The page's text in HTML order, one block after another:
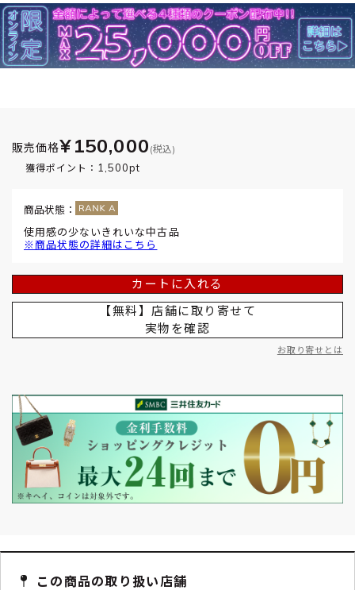
販売価格¥150,000 (税込)
獲得ポイント： 1,500pt
商品状態：
使用感の少ないきれいな中古品
※商品状態の詳細はこちら
カートに入れる
【無料】店舗に取り寄せて
実物を確認
お取り寄せとは
この商品の取り扱い店舗